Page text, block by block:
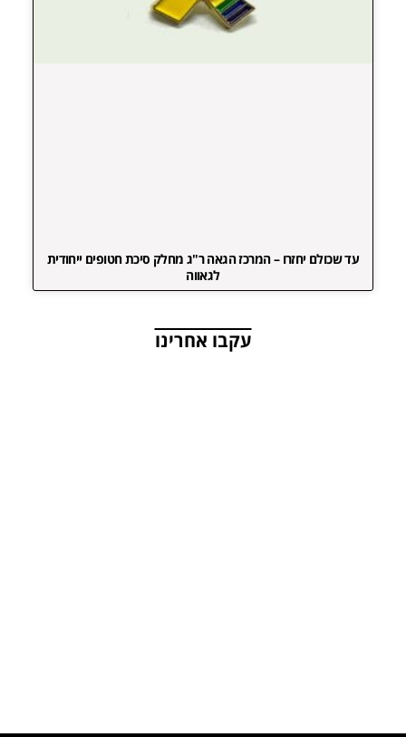
עד שכולם יחזרו – המרכז הגאה ר"ג מחלק סיכת חטופים ייחודית
לגאווה
עקבו אחרינו